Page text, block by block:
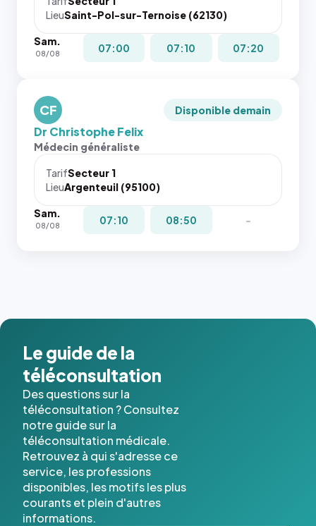
navigateur
pas la
place, et
les trois
dernières
images de
l'annuaire
dans ce
cas. #}
LieuSaint-Pol-sur-Ternoise (62130)
Sam.
08/08 07:00 07:10 07:20
CF Disponible demain
Dr Christophe Felix
Médecin généraliste
TarifSecteur 1
LieuArgenteuil (95100)
Sam.
08/08 07:10 08:50 -
Le guide de la
téléconsultation
Des questions sur la
téléconsultation ? Consultez
notre guide sur la
téléconsultation médicale.
Retrouvez à qui s'adresse ce
service, les professions
disponibles, les motifs les plus
courants et plein d'autres
informations.